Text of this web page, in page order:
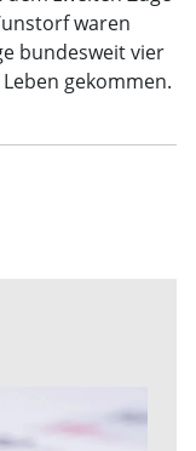
waren
bundesweit vier
gekommen.